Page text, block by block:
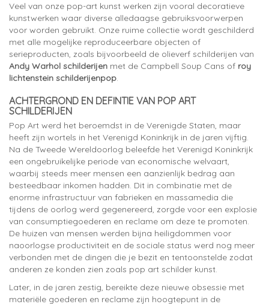
Veel van onze pop-art kunst werken zijn vooral decoratieve
kunstwerken waar diverse alledaagse gebruiksvoorwerpen
voor worden gebruikt. Onze ruime collectie wordt geschilderd
met alle mogelijke reproduceerbare objecten of
serieproducten, zoals bijvoorbeeld de olieverf schilderijen van
Andy Warhol schilderijen met de Campbell Soup Cans of roy
lichtenstein schilderijenpop.
ACHTERGROND EN DEFINTIE VAN POP ART
SCHILDERIJEN
Pop Art werd het beroemdst in de Verenigde Staten, maar
heeft zijn wortels in het Verenigd Koninkrijk in de jaren vijftig.
Na de Tweede Wereldoorlog beleefde het Verenigd Koninkrijk
een ongebruikelijke periode van economische welvaart,
waarbij steeds meer mensen een aanzienlijk bedrag aan
besteedbaar inkomen hadden. Dit in combinatie met de
enorme infrastructuur van fabrieken en massamedia die
tijdens de oorlog werd gegenereerd, zorgde voor een explosie
van consumptiegoederen en reclame om deze te promoten.
De huizen van mensen werden bijna heiligdommen voor
naoorlogse productiviteit en de sociale status werd nog meer
verbonden met de dingen die je bezit en tentoonstelde zodat
anderen ze konden zien zoals pop art schilder kunst.
Later, in de jaren zestig, bereikte deze nieuwe obsessie met
materiële goederen en reclame zijn hoogtepunt in de